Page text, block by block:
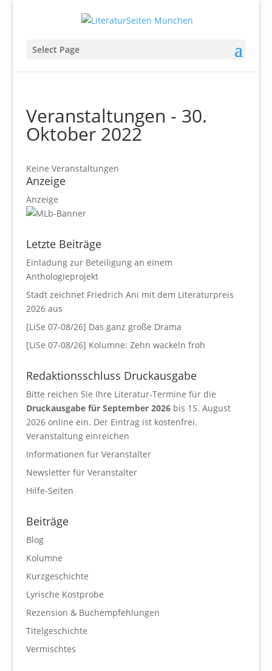
Select Page
Veranstaltungen - 30.
Oktober 2022
Keine Veranstaltungen
Anzeige
Anzeige
Letzte Beiträge
Einladung zur Beteiligung an einem
Anthologieprojekt
Stadt zeichnet Friedrich Ani mit dem Literaturpreis
2026 aus
[LiSe 07-08/26] Das ganz große Drama
[LiSe 07-08/26] Kolumne: Zehn wackeln froh
Redaktionsschluss Druckausgabe
Bitte reichen Sie Ihre Literatur-Termine für die
Druckausgabe für September 2026bis 15. August
2026 online ein. Der Eintrag ist kostenfrei.
Veranstaltung einreichen
Informationen für Veranstalter
Newsletter für Veranstalter
Hilfe-Seiten
Beiträge
Blog
Kolumne
Kurzgeschichte
Lyrische Kostprobe
Rezension & Buchempfehlungen
Titelgeschichte
Vermischtes